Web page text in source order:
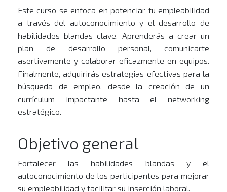
Este curso se enfoca en potenciar tu empleabilidad
a través del autoconocimiento y el desarrollo de
habilidades blandas clave. Aprenderás a crear un
plan de desarrollo personal, comunicarte
asertivamente y colaborar eficazmente en equipos.
Finalmente, adquirirás estrategias efectivas para la
búsqueda de empleo, desde la creación de un
currículum impactante hasta el networking
estratégico.
Objetivo general
Fortalecer las habilidades blandas y el
autoconocimiento de los participantes para mejorar
su empleabilidad y facilitar su inserción laboral.